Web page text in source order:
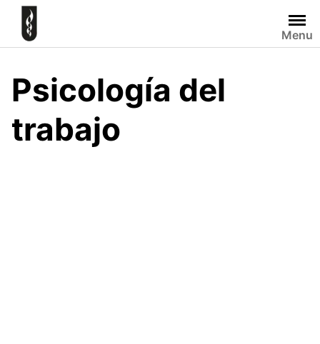
Skip
content
Menu
Psicología del
trabajo